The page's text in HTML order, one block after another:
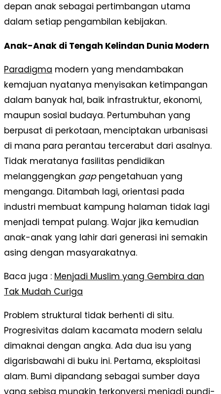
depan anak sebagai pertimbangan utama
dalam setiap pengambilan kebijakan.
Anak-Anak di Tengah Kelindan Dunia Modern
Paradigma modern yang mendambakan
kemajuan nyatanya menyisakan ketimpangan
dalam banyak hal, baik infrastruktur, ekonomi,
maupun sosial budaya. Pertumbuhan yang
berpusat di perkotaan, menciptakan urbanisasi
di mana para perantau tercerabut dari asalnya.
Tidak meratanya fasilitas pendidikan
melanggengkan gap pengetahuan yang
menganga. Ditambah lagi, orientasi pada
industri membuat kampung halaman tidak lagi
menjadi tempat pulang. Wajar jika kemudian
anak-anak yang lahir dari generasi ini semakin
asing dengan masyarakatnya.
Baca juga : Menjadi Muslim yang Gembira dan
Tak Mudah Curiga
Problem struktural tidak berhenti di situ.
Progresivitas dalam kacamata modern selalu
dimaknai dengan angka. Ada dua isu yang
digarisbawahi di buku ini. Pertama, eksploitasi
alam. Bumi dipandang sebagai sumber daya
yang sebisa mungkin terkonversi menjadi pundi-